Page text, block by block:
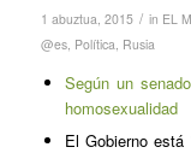
1 abuztua, 2015 / in EL
@es, Política, Rusia
Según un
homosexualidad
El Gobierno